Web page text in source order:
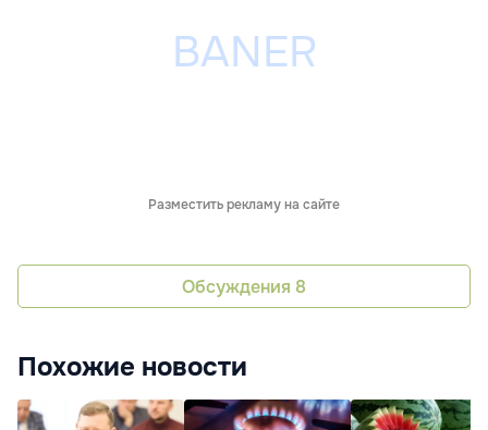
Разместить рекламу на сайте
Обсуждения 8
Похожие новости